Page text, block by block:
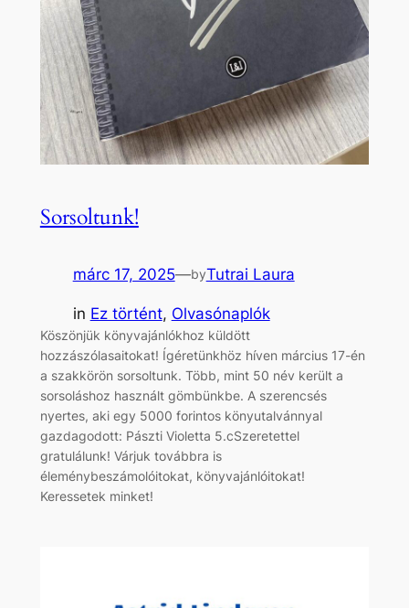
Sorsoltunk!
márc 17, 2025—byTutrai Laura
in Ez történt, Olvasónaplók
Köszönjük könyvajánlókhoz küldött
hozzászólasaitokat! Ígéretünkhöz híven március 17-én
a szakkörön sorsoltunk. Több, mint 50 név került a
sorsoláshoz használt gömbünkbe. A szerencsés
nyertes, aki egy 5000 forintos könyutalvánnyal
gazdagodott: Pászti Violetta 5.cSzeretettel
gratulálunk! Várjuk továbbra is
éleménybeszámolóitokat, könyvajánlóitokat!
Keressetek minket!